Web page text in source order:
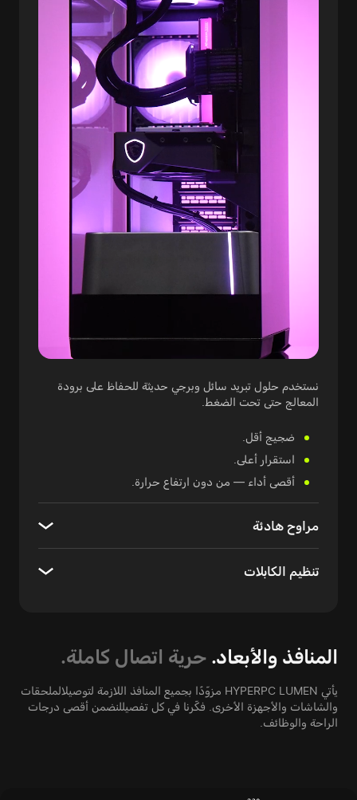
نستخدم حلول تبريد سائل وبرجي حديثة للحفاظ على برودة
المعالج حتى تحت الضغط.
ضجيج أقل.
استقرار أعلى.
أقصى أداء — من دون ارتفاع حرارة.
مراوح هادئة
تنظيم الكابلات
المنافذ والأبعاد. حرية اتصال كاملة.
يأتي HYPERPC LUMEN مزوّدًا بجميع المنافذ اللازمة لتوصيل
الملحقات
والشاشات والأجهزة الأخرى. فكّرنا في كل تفصيللنضمن أقصى درجات
الراحة والوظائف.